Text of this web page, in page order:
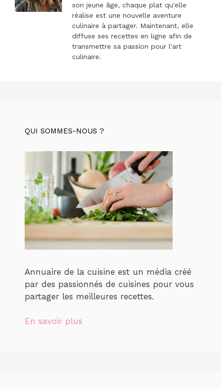
son jeune âge, chaque plat qu'elle
réalise est une nouvelle aventure
culinaire à partager. Maintenant, elle
diffuse ses recettes en ligne afin de
transmettre sa passion pour l'art
culinaire.
QUI SOMMES-NOUS ?
Annuaire de la cuisine est un média créé
par des passionnés de cuisines pour vous
partager les meilleures recettes.
En savoir plus